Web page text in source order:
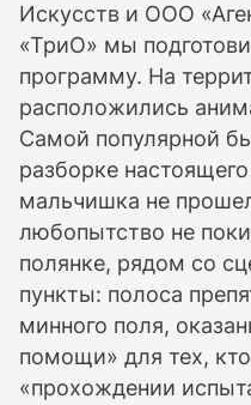
Искусств и ООО
«ТриО» мы
программу. На
расположились
Самой популярной
разборке
мальчишка не
любопытство не
полянке, рядом со
пункты: полоса
минного поля,
помощи» для тех,
«прохождении